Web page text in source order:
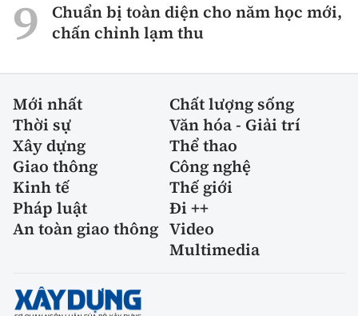
soạn
Chuẩn bị toàn diện cho năm học mới,
chấn chỉnh lạm thu
Mới nhất
Chất lượng sống
Thời sự
Văn hóa - Giải trí
Xây dựng
Thể thao
Giao thông
Công nghệ
Kinh tế
Thế giới
Pháp luật
Đi ++
An toàn giao thông Video
Multimedia